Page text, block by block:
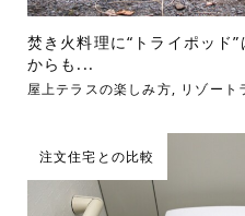
焚き火料理に“トライポッド
からも...
屋上テラスの楽しみ方, リゾート
注文住宅との比較